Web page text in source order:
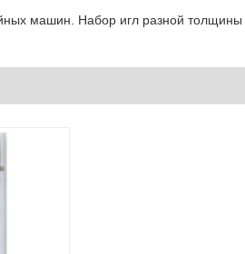
машин. Набор игл разной толщины